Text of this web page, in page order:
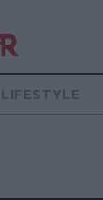
LIFESTYLE